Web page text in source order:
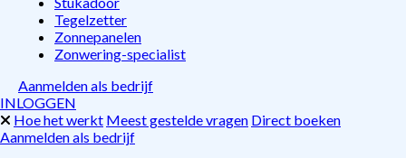
Tegelzetter
Zonnepanelen
Zonwering-specialist
Aanmelden als bedrijf
INLOGGEN
Hoe het werkt Meest gestelde vragen Direct boeken
Aanmelden als bedrijf